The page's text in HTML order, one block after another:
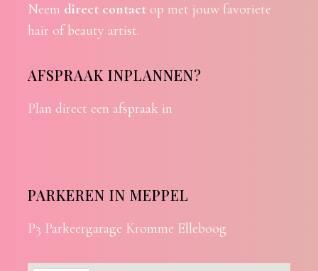
Neem direct contactop met jouw favoriete
hair of beauty artist.
AFSPRAAK INPLANNEN?
Plan direct een afspraak in
PARKEREN IN MEPPEL
P3 Parkeergarage Kromme Elleboog